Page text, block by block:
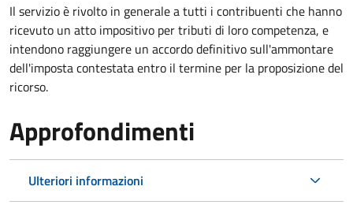
Il servizioè rivolto in generale a tutti i contribuenti che hanno
ricevuto un atto impositivo per tributi di loro competenza, e
intendono raggiungere un accordo definitivo sull'ammontare
dell'imposta contestata entro il termine per la proposizione del
ricorso.
Approfondimenti
Ulteriori informazioni